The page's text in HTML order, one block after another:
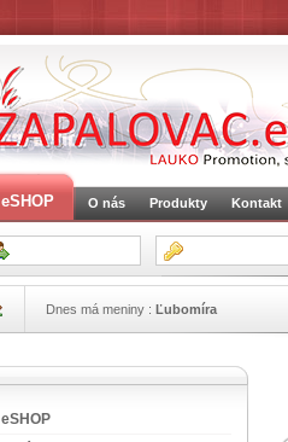
eSHOP O nás Produkty Kontakt
Dnes má meniny : Ľubomíra
eSHOP